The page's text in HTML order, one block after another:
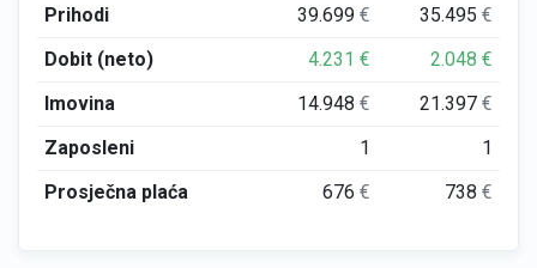
Prihodi
39.699€ 35.495€
Dobit (neto)
4.231€ 2.048€
Imovina
14.948€ 21.397€
Zaposleni
1
1
Prosječna plaća
676€ 738€